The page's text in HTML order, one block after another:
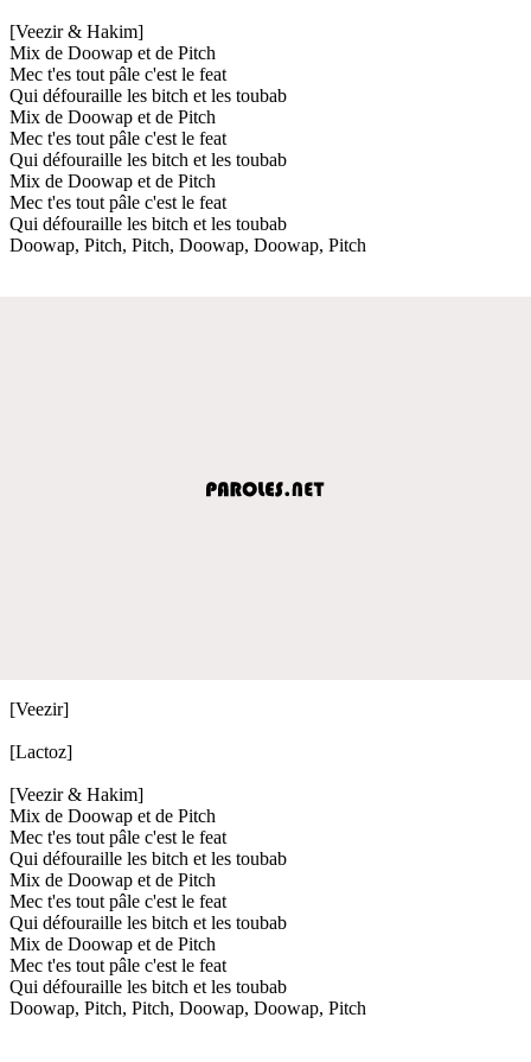
[Veezir & Hakim]
Mix de Doowap et de Pitch
Mec t'es tout pâle c'est le feat
Qui défouraille les bitch et les toubab
Mix de Doowap et de Pitch
Mec t'es tout pâle c'est le feat
Qui défouraille les bitch et les toubab
Mix de Doowap et de Pitch
Mec t'es tout pâle c'est le feat
Qui défouraille les bitch et les toubab
Doowap, Pitch, Pitch, Doowap, Doowap, Pitch
[Veezir]
[Lactoz]
[Veezir & Hakim]
Mix de Doowap et de Pitch
Mec t'es tout pâle c'est le feat
Qui défouraille les bitch et les toubab
Mix de Doowap et de Pitch
Mec t'es tout pâle c'est le feat
Qui défouraille les bitch et les toubab
Mix de Doowap et de Pitch
Mec t'es tout pâle c'est le feat
Qui défouraille les bitch et les toubab
Doowap, Pitch, Pitch, Doowap, Doowap, Pitch